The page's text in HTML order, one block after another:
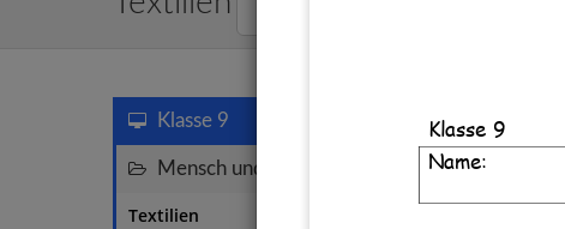
Klasse 9
Name:
Klasse 9
Mensch und Umwelt
Textilien